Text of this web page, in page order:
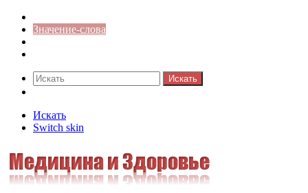
Значение-слова
Искать
Искать
Switch skin